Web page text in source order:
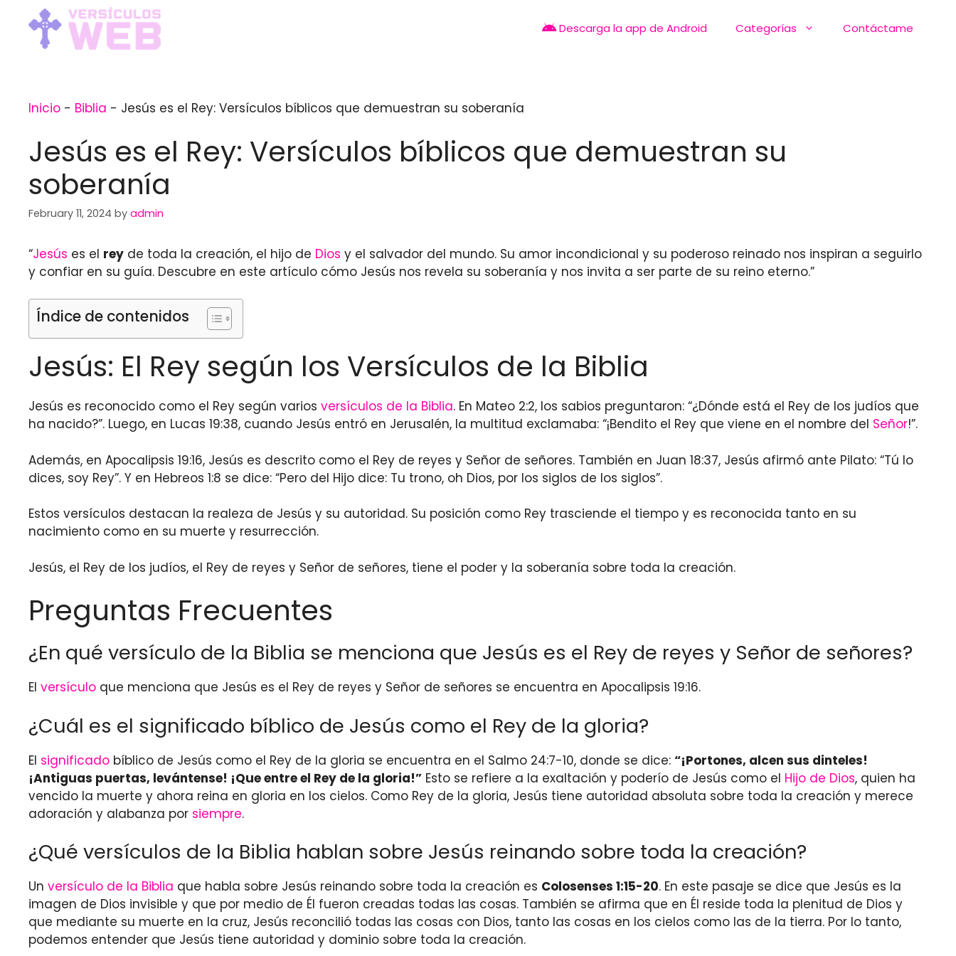
content
Descarga la app de Android Categorías Contáctame
Inicio - Biblia - Jesús es el Rey: Versículos bíblicos que demuestran su soberanía
Jesús es el Rey: Versículos bíblicos que demuestran su
soberanía
February 11, 2024 by admin
“Jesús es el rey de toda la creación, el hijo de Dios y el salvador del mundo. Su amor incondicional y su poderoso reinado nos inspiran a seguirlo
y confiar en su guía. Descubre en este artículo cómo Jesús nos revela su soberanía y nos invita a ser parte de su reino eterno.”
Índice de contenidos
Jesús: El Rey según los Versículos de la Biblia
Jesús es reconocido como el Rey según varios versículos de la Biblia. En Mateo 2:2, los sabios preguntaron: “¿Dónde está el Rey de los judíos que
ha nacido?”. Luego, en Lucas 19:38, cuando Jesús entró en Jerusalén, la multitud exclamaba: “¡Bendito el Rey que viene en el nombre del Señor!”.
Además, en Apocalipsis 19:16, Jesús es descrito como el Rey de reyes y Señor de señores. También en Juan 18:37, Jesús afirmó ante Pilato: “Tú lo
dices, soy Rey”. Y en Hebreos 1:8 se dice: “Pero del Hijo dice: Tu trono, oh Dios, por los siglos de los siglos”.
Estos versículos destacan la realeza de Jesús y su autoridad. Su posición como Rey trasciende el tiempo y es reconocida tanto en su
nacimiento como en su muerte y resurrección.
Jesús, el Rey de los judíos, el Rey de reyes y Señor de señores, tiene el poder y la soberanía sobre toda la creación.
Preguntas Frecuentes
¿En qué versículo de la Biblia se menciona que Jesús es el Rey de reyes y Señor de señores?
El versículo que menciona que Jesús es el Rey de reyes y Señor de señores se encuentra en Apocalipsis 19:16.
¿Cuál es el significado bíblico de Jesús como el Rey de la gloria?
El significado bíblico de Jesús como el Rey de la gloria se encuentra en el Salmo 24:7-10, donde se dice: “¡Portones, alcen sus dinteles!
¡Antiguas puertas, levántense! ¡Que entre el Rey de la gloria!” Esto se refiere a la exaltación y poderío de Jesús como el Hijo de Dios, quien ha
vencido la muerte y ahora reina en gloria en los cielos. Como Rey de la gloria, Jesús tiene autoridad absoluta sobre toda la creación y merece
adoración y alabanza por siempre.
¿Qué versículos de la Biblia hablan sobre Jesús reinando sobre toda la creación?
Un versículo de la Biblia que habla sobre Jesús reinando sobre toda la creación es Colosenses 1:15-20. En este pasaje se dice que Jesús es la
imagen de Dios invisible y que por medio de Él fueron creadas todas las cosas. También se afirma que en Él reside toda la plenitud de Dios y
que mediante su muerte en la cruz, Jesús reconcilió todas las cosas con Dios, tanto las cosas en los cielos como las de la tierra. Por lo tanto,
podemos entender que Jesús tiene autoridad y dominio sobre toda la creación.